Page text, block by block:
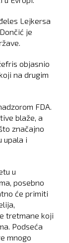
Lejkersa
je
objasnio
na drugim
FDA.
blaže, a
značajno
upala i
u
posebno
će primiti
tretmane koji
Podseća
mnogo